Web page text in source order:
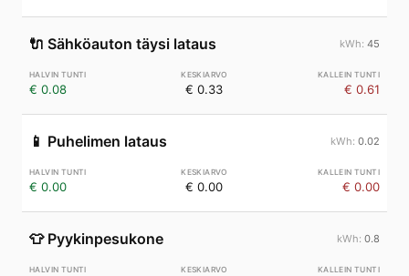
🔌 Sähköauton täysi lataus 45
€ 0.08 € 0.33 € 0.61
📱 Puhelimen lataus 0.02
€ 0.00 € 0.00 € 0.00
👕 Pyykinpesukone 0.8